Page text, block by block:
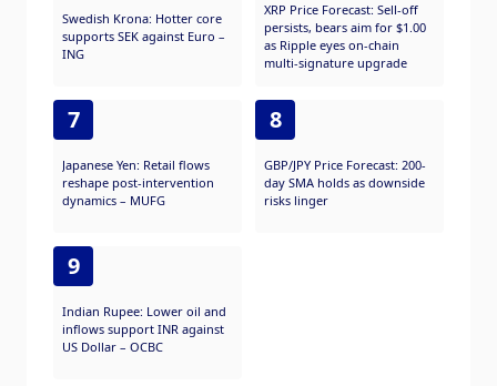
Swedish Krona: Hotter core
supports SEK against Euro –
ING
XRP Price Forecast: Sell-off
persists, bears aim for $1.00
as Ripple eyes on-chain
multi-signature upgrade
7
Japanese Yen: Retail flows
reshape post-intervention
dynamics – MUFG
8
GBP/JPY Price Forecast: 200-
day SMA holds as downside
risks linger
9
Indian Rupee: Lower oil and
inflows support INR against
US Dollar – OCBC